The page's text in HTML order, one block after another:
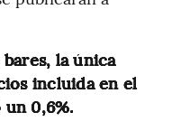
la única
incluida en el
0,6%.